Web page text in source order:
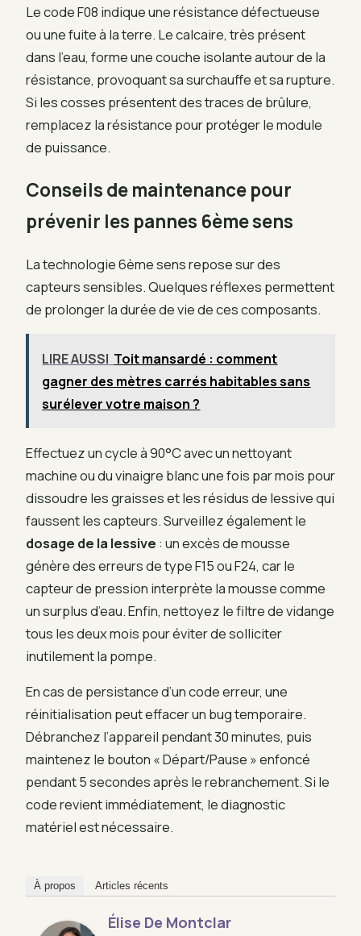
Le code F08 indique une résistance défectueuse
ou une fuite à la terre. Le calcaire, très présent
dans l’eau, forme une couche isolante autour de la
résistance, provoquant sa surchauffe et sa rupture.
Si les cosses présentent des traces de brûlure,
remplacez la résistance pour protéger le module
de puissance.
Conseils de maintenance pour
prévenir les pannes 6ème sens
La technologie 6ème sens repose sur des
capteurs sensibles. Quelques réflexes permettent
de prolonger la durée de vie de ces composants.
LIRE AUSSI Toit mansardé : comment
gagner des mètres carrés habitables sans
surélever votre maison ?
Effectuez un cycle à 90°C avec un nettoyant
machine ou du vinaigre blanc une fois par mois pour
dissoudre les graisses et les résidus de lessive qui
faussent les capteurs. Surveillez également le
dosage de la lessive : un excès de mousse
génère des erreurs de type F15 ou F24, car le
capteur de pression interprète la mousse comme
un surplus d’eau. Enfin, nettoyez le filtre de vidange
tous les deux mois pour éviter de solliciter
inutilement la pompe.
En cas de persistance d’un code erreur, une
réinitialisation peut effacer un bug temporaire.
Débranchez l’appareil pendant 30 minutes, puis
maintenez le bouton « Départ/Pause » enfoncé
pendant 5 secondes après le rebranchement. Si le
code revient immédiatement, le diagnostic
matériel est nécessaire.
À propos Articles récents
Élise De Montclar